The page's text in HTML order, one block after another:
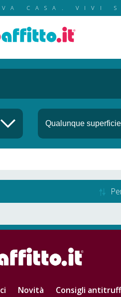
CASA. VIVI
Novità Consigli